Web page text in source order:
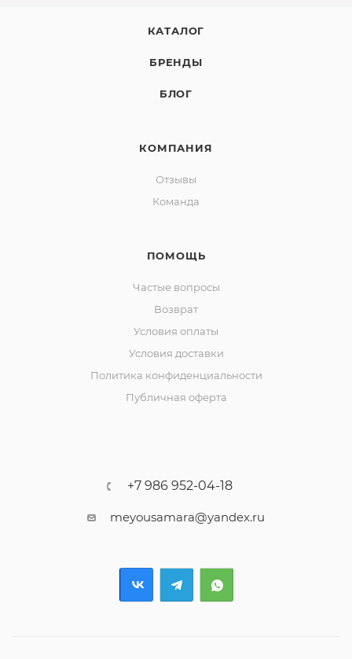
КАТАЛОГ
БРЕНДЫ
БЛОГ
КОМПАНИЯ
Отзывы
Команда
ПОМОЩЬ
Частые вопросы
Возврат
Условия оплаты
Условия доставки
Политика конфиденциальности
Публичная оферта
+7 986 952-04-18
meyousamara@yandex.ru